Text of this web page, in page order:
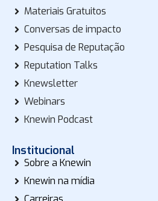
Materiais Gratuitos
Conversas de impacto
Pesquisa de Reputação
Reputation Talks
Knewsletter
Webinars
Knewin Podcast
Institucional
Sobre a Knewin
Knewin na mídia